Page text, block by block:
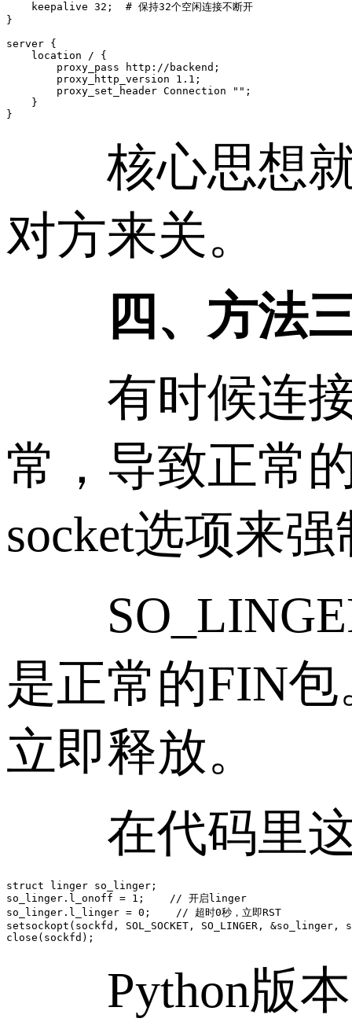
    keepalive 32;  # 保持32个空闲连接不断开
}
server {
    location / {
        proxy_pass http://backend;
        proxy_http_version 1.1;
        proxy_set_header Connection "";
    }
}
核心思想就
对方来关。
四、方法三
有时候连接
常，导致正常
socket选项来
SO_LINGER
是正常的FIN
立即释放。
在代码里这
struct linger so_linger;
so_linger.l_onoff = 1;    // 开启linger
so_linger.l_linger = 0;    // 超时0秒，立即RST
setsockopt(sockfd, SOL_SOCKET, SO_LINGER,
close(sockfd);
Python版